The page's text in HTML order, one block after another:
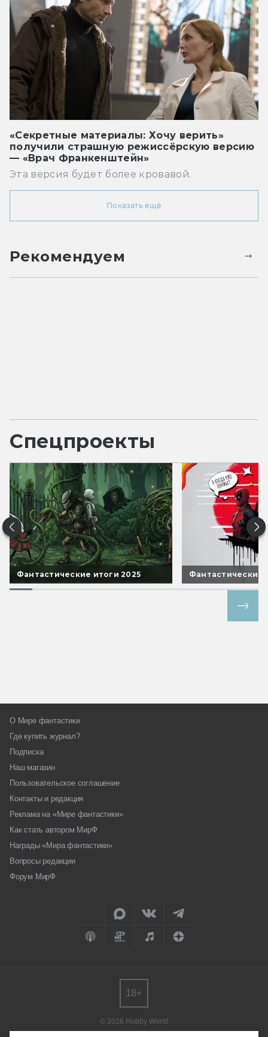
«Секретные материалы: Хочу верить»
получили страшную режиссёрскую версию
— «Врач Франкенштейн»
Эта версия будет более кровавой.
Показать ещё
Рекомендуем
Спецпроекты
Фантастические итоги 2025 Фантастические
О Мире фантастики
Где купить журнал?
Подписка
Наш магазин
Пользовательское соглашение
Контакты и редакция
Реклама на «Мире фантастики»
Как стать автором МирФ
Награды «Мира фантастики»
Вопросы редакции
Форум МирФ
© 2026 Hobby World
18+